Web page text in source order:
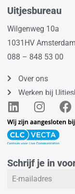
Uitjesbureau
Wilgenweg 10a
1031HV
088 – 848 53 00
Over ons
Werken bij
L
i
n
k
d
i
I
n
s
t
g
r
F
a
c
o
Schrijf je in